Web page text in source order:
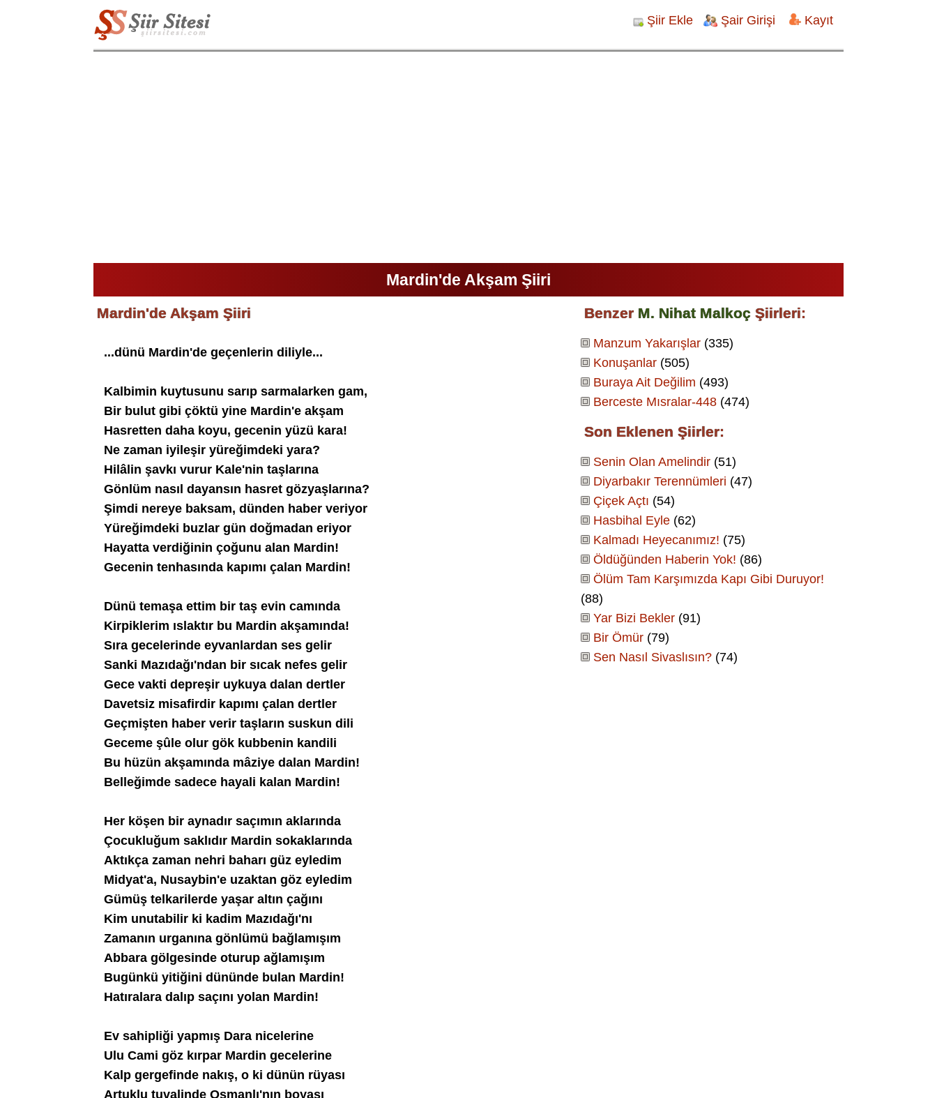
Şiir Ekle Şair Girişi Kayıt
Mardin'de Akşam Şiiri
Mardin'de Akşam Şiiri
...dünü Mardin'de geçenlerin diliyle...
Kalbimin kuytusunu sarıp sarmalarken gam,
Bir bulut gibi çöktü yine Mardin'e akşam
Hasretten daha koyu, gecenin yüzü kara!
Ne zaman iyileşir yüreğimdeki yara?
Hilâlin şavkı vurur Kale'nin taşlarına
Gönlüm nasıl dayansın hasret gözyaşlarına?
Şimdi nereye baksam, dünden haber veriyor
Yüreğimdeki buzlar gün doğmadan eriyor
Hayatta verdiğinin çoğunu alan Mardin!
Gecenin tenhasında kapımı çalan Mardin!
Dünü temaşa ettim bir taş evin camında
Kirpiklerim ıslaktır bu Mardin akşamında!
Sıra gecelerinde eyvanlardan ses gelir
Sanki Mazıdağı'ndan bir sıcak nefes gelir
Gece vakti depreşir uykuya dalan dertler
Davetsiz misafirdir kapımı çalan dertler
Geçmişten haber verir taşların suskun dili
Geceme şûle olur gök kubbenin kandili
Bu hüzün akşamında mâziye dalan Mardin!
Belleğimde sadece hayali kalan Mardin!
Her köşen bir aynadır saçımın aklarında
Çocukluğum saklıdır Mardin sokaklarında
Aktıkça zaman nehri baharı güz eyledim
Midyat'a, Nusaybin'e uzaktan göz eyledim
Gümüş telkarilerde yaşar altın çağını
Kim unutabilir ki kadim Mazıdağı'nı
Zamanın urganına gönlümü bağlamışım
Abbara gölgesinde oturup ağlamışım
Bugünkü yitiğini dününde bulan Mardin!
Hatıralara dalıp saçını yolan Mardin!
Ev sahipliği yapmış Dara nicelerine
Ulu Cami göz kırpar Mardin gecelerine
Kalp gergefinde nakış, o ki dünün rüyası
Artuklu tuvalinde Osmanlı'nın boyası
Benzer M. Nihat Malkoç Şiirleri:
Manzum Yakarışlar (335)
Konuşanlar (505)
Buraya Ait Değilim (493)
Berceste Mısralar-448 (474)
Son Eklenen Şiirler:
Senin Olan Amelindir (51)
Diyarbakır Terennümleri (47)
Çiçek Açtı (54)
Hasbihal Eyle (62)
Kalmadı Heyecanımız! (75)
Öldüğünden Haberin Yok! (86)
Ölüm Tam Karşımızda Kapı Gibi Duruyor!
(88)
Yar Bizi Bekler (91)
Bir Ömür (79)
Sen Nasıl Sivaslısın? (74)